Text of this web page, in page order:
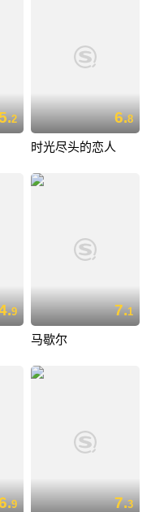
2 6.8
时光尽头的恋人
9 7.1
马歇尔
9 7.3